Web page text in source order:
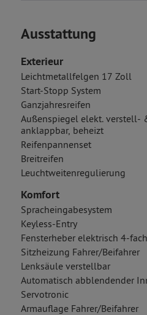
Ausstattung
Exterieur
Leichtmetallfelgen 17 Zoll
Start-Stopp System
Ganzjahresreifen
Außenspiegel elekt. verstell-
anklappbar, beheizt
Reifenpannenset
Breitreifen
Leuchtweitenregulierung
Komfort
Spracheingabesystem
Keyless-Entry
Fensterheber elektrisch 4-fach
Sitzheizung Fahrer/Beifahrer
Lenksäule verstellbar
Automatisch abblendender
Servotronic
Armauflage Fahrer/Beifahrer